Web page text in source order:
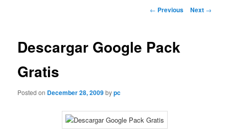
Post
← Previous Next →
Descargar Google Pack
Gratis
Posted on December 28, 2009bypc